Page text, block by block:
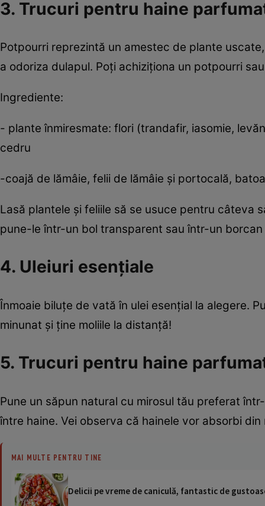
3. Trucuri pentru haine
Potpourri reprezintă un amestec de plante
a odoriza dulapul. Poţi achiziţiona un potpourri
Ingrediente:
- plante înmiresmate: flori (trandafir, iasomie,
cedru
-coajă de lămâie, felii de lămâie şi portocală,
Lasă plantele şi feliile să se usuce pentru câteva
pune-le într-un bol transparent sau într-un
4. Uleiuri esenţiale
Înmoaie biluţe de vată în ulei esenţial la alegere.
minunat şi ţine moliile la distanţă!
5. Trucuri pentru haine
Pune un săpun natural cu mirosul tău preferat
între haine. Vei observa că hainele vor absorbi din
MAI MULTE PENTRU TINE
Delicii pe vreme de caniculă, fantastic de